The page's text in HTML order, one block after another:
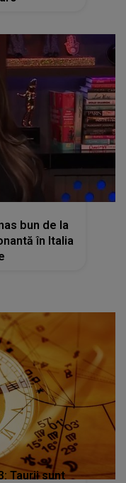
bun de la
în Italia
Taurii sunt